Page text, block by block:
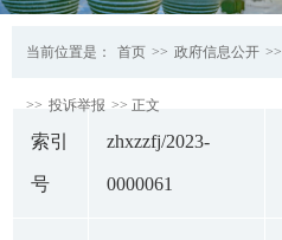
当前位置是： 首页 >> 政府信息公开 >>
>> 投诉举报 >> 正文
索引
号
zhxzzfj/2023-
0000061